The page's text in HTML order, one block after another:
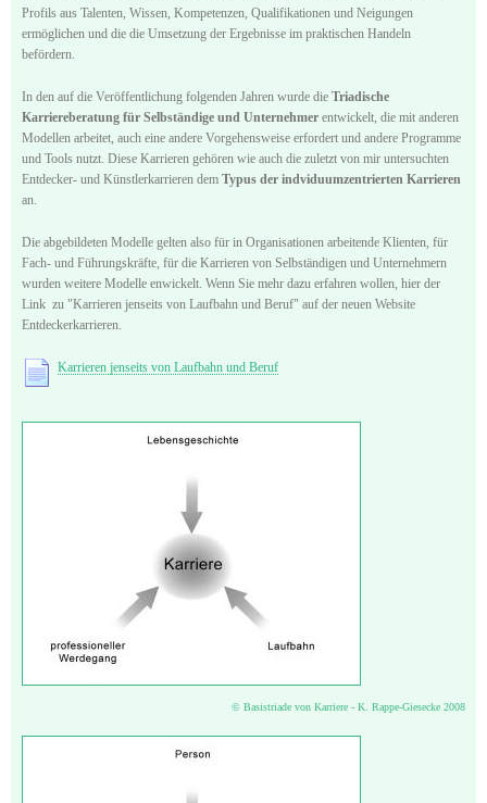
Profils aus Talenten, Wissen, Kompetenzen, Qualifikationen und Neigungen
ermöglichen und die die Umsetzung der Ergebnisse im praktischen Handeln
befördern.
In den auf die Veröffentlichung folgenden Jahren wurde die Triadische
Karriereberatung für Selbständige und Unternehmer entwickelt, die mit anderen
Modellen arbeitet, auch eine andere Vorgehensweise erfordert und andere Programme
und Tools nutzt. Diese Karrieren gehören wie auch die zuletzt von mir untersuchten
Entdecker- und Künstlerkarrieren dem Typus der indviduumzentrierten Karrieren
an.
Die abgebildeten Modelle gelten also für in Organisationen arbeitende Klienten, für
Fach- und Führungskräfte, für die Karrieren von Selbständigen und Unternehmern
wurden weitere Modelle enwickelt. Wenn Sie mehr dazu erfahren wollen, hier der
Link zu "Karrieren jenseits von Laufbahn und Beruf" auf der neuen Website
Entdeckerkarrieren.
Karrieren jenseits von Laufbahn und Beruf
© Basistriade von Karriere - K. Rappe-Giesecke 2008